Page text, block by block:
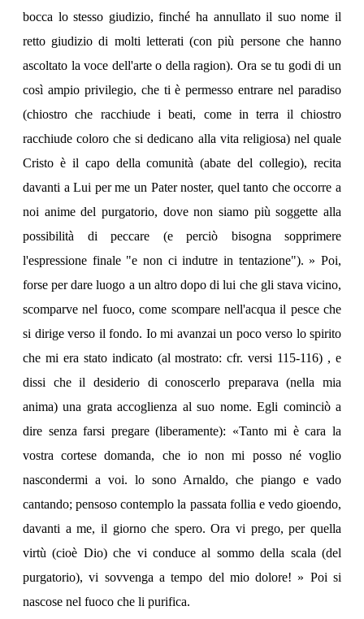
bocca lo stesso giudizio, finché ha annullato il suo nome il
retto giudizio di molti letterati (con più persone che hanno
ascoltato la voce dell'arte o della ragion). Ora se tu godi di un
così ampio privilegio, che ti è permesso entrare nel paradiso
(chiostro che racchiude i beati, come in terra il chiostro
racchiude coloro che si dedicano alla vita religiosa) nel quale
Cristo è il capo della comunità (abate del collegio), recita
davanti a Lui per me un Pater noster, quel tanto che occorre a
noi anime del purgatorio, dove non siamo più soggette alla
possibilità di peccare (e perciò bisogna sopprimere
l'espressione finale "e non ci indutre in tentazione"). » Poi,
forse per dare luogo a un altro dopo di lui che gli stava vicino,
scomparve nel fuoco, come scompare nell'acqua il pesce che
si dirige verso il fondo. Io mi avanzai un poco verso lo spirito
che mi era stato indicato (al mostrato: cfr. versi 115-116) , e
dissi che il desiderio di conoscerlo preparava (nella mia
anima) una grata accoglienza al suo nome. Egli cominciò a
dire senza farsi pregare (liberamente): «Tanto mi è cara la
vostra cortese domanda, che io non mi posso né voglio
nascondermi a voi. lo sono Arnaldo, che piango e vado
cantando; pensoso contemplo la passata follia e vedo gioendo,
davanti a me, il giorno che spero. Ora vi prego, per quella
virtù (cioè Dio) che vi conduce al sommo della scala (del
purgatorio), vi sovvenga a tempo del mio dolore! » Poi si
nascose nel fuoco che li purifica.